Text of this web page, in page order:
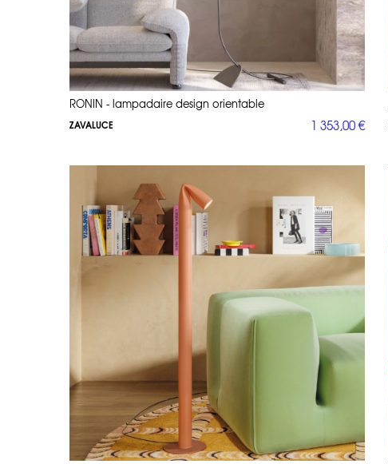
RONIN - lampadaire design orientable
ZAVALUCE 1 353,00 €